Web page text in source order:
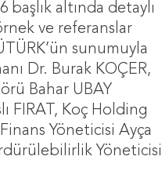
altında detaylı
ve referanslar
sunumuyla
Dr. Burak KOÇER,
Bahar UBAY
FIRAT, Koç Holding
Yöneticisi Ayça
Yöneticisi